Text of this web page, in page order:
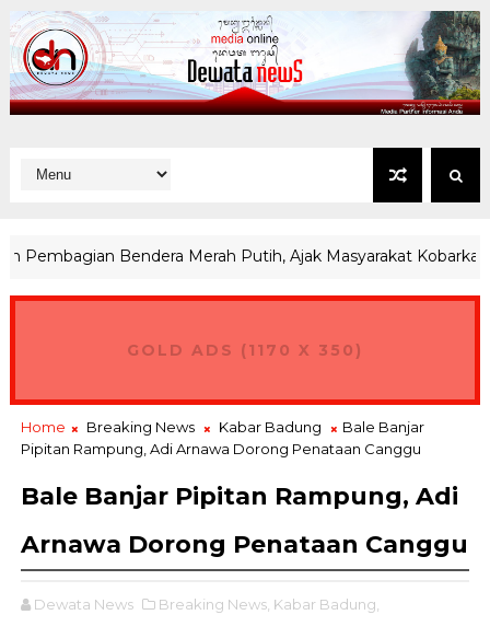
Bendera Merah Putih, Ajak Masyarakat Kobarkan
GOLD ADS (1170 X 350)
Home Breaking News Kabar Badung
Bale Banjar
Pipitan Rampung, Adi Arnawa Dorong Penataan Canggu
Bale Banjar Pipitan Rampung, Adi
Arnawa Dorong Penataan Canggu
Dewata News Breaking News, Kabar Badung,